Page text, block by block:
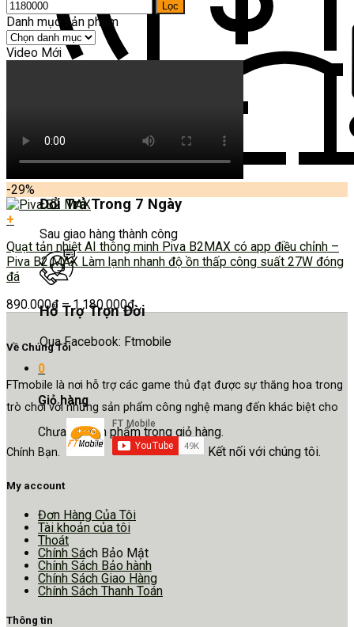
Đổi Trả Trong 7 Ngày
Sau giao hàng thành công
Hỗ Trợ Trọn Đời
Qua Facebook: Ftmobile
0
Giỏ hàng
Chưa có sản phẩm trong giỏ hàng.
Lọc
Danh mục sản phẩm
Video Mới
-29%
+
Quạt tản nhiệt AI thông minh Piva B2MAX có app điều chỉnh –
Piva B2 MAX Làm lạnh nhanh độ ồn thấp công suất 27W đóng
đá
890.000₫ –1.180.000₫
Về Chúng Tôi
FTmobile là nơi hỗ trợ các game thủ đạt được sự thăng hoa trong
trò chơi với những sản phẩm công nghệ mang đến khác biệt cho
Chính Bạn. Kết nối với chúng tôi.
My account
Đơn Hàng Của Tôi
Tài khoản của tôi
Thoát
Chính Sách Bảo Mật
Chính Sách Bảo hành
Chính Sách Giao Hàng
Chính Sách Thanh Toán
Thông tin